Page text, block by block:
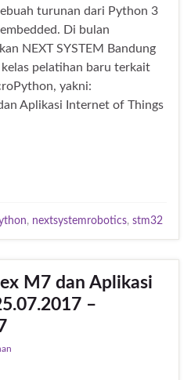
turunan dari Python 3
Di bulan
NEXT SYSTEM Bandung
pelatihan baru terkait
yakni:
Aplikasi Internet of Things
, nextsystemrobotics, stm32
M7 dan Aplikasi
–